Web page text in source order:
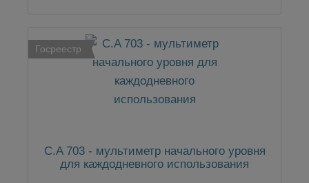
Госреестр
C.A 703 - мультиметр начального уровня
для каждодневного использования